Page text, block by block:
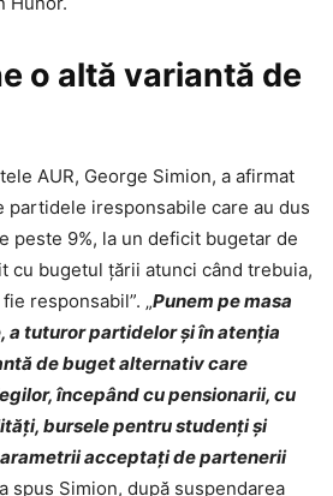
o altă variantă de
AUR, George Simion, a afirmat
partidele iresponsabile care au dus
peste 9%, la un deficit bugetar de
cu bugetul țării atunci când trebuia,
responsabil”. „Punem pe masa
a tuturor partidelor și în atenția
de buget alternativ care
începând cu pensionarii, cu
bursele pentru studenți și
acceptați de partenerii
spus Simion, după suspendarea